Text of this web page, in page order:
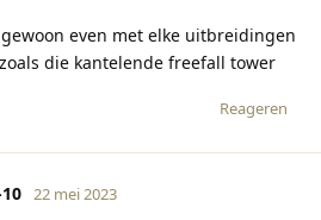
even met elke uitbreidingen
die kantelende freefall tower
Reageren
22 mei 2023